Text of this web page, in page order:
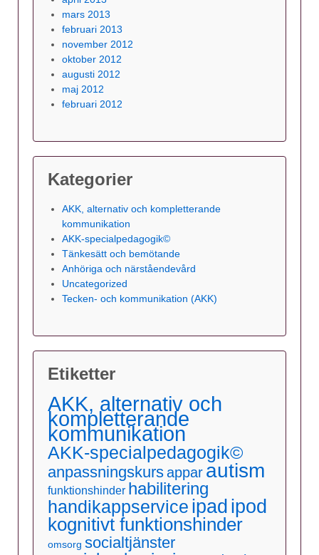
mars 2013
februari 2013
november 2012
oktober 2012
augusti 2012
maj 2012
februari 2012
Kategorier
AKK, alternativ och kompletterande
kommunikation
AKK-specialpedagogik©
Tänkesätt och bemötande
Anhöriga och närståendevård
Uncategorized
Tecken- och kommunikation (AKK)
Etiketter
AKK, alternativ och
kompletterande
kommunikation
AKK-specialpedagogik©
anpassningskursappar autism
funktionshinder habilitering
handikappservice ipadipod
kognitivt funktionshinder
omsorg socialtjänster